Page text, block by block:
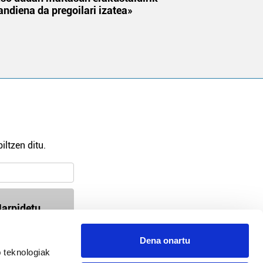
Dena onartu
da pregoilari izatea»
ditu.